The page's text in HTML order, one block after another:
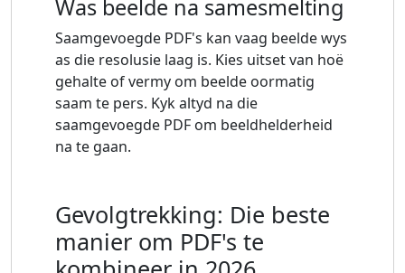
Was beelde na samesmelting
Saamgevoegde PDF's kan vaag beelde wys
as die resolusie laag is. Kies uitset van hoë
gehalte of vermy om beelde oormatig
saam te pers. Kyk altyd na die
saamgevoegde PDF om beeldhelderheid
na te gaan.
Gevolgtrekking: Die beste
manier om PDF's te